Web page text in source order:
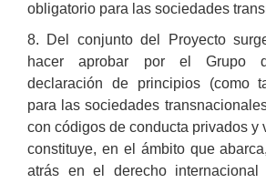
obligatorio para las sociedades
8. Del conjunto del Proyecto
hacer aprobar por el Grupo
declaración de principios (como
para las sociedades
con códigos de conducta privados y
constituye, en el ámbito que
atrás en el derecho